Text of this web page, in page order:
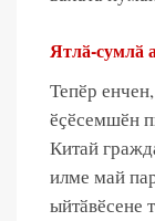
Ятлӑ-сумлӑ
Тепӗр
ӗҫӗсемшӗн
Китай
илме май
ыйтӑвӗсене